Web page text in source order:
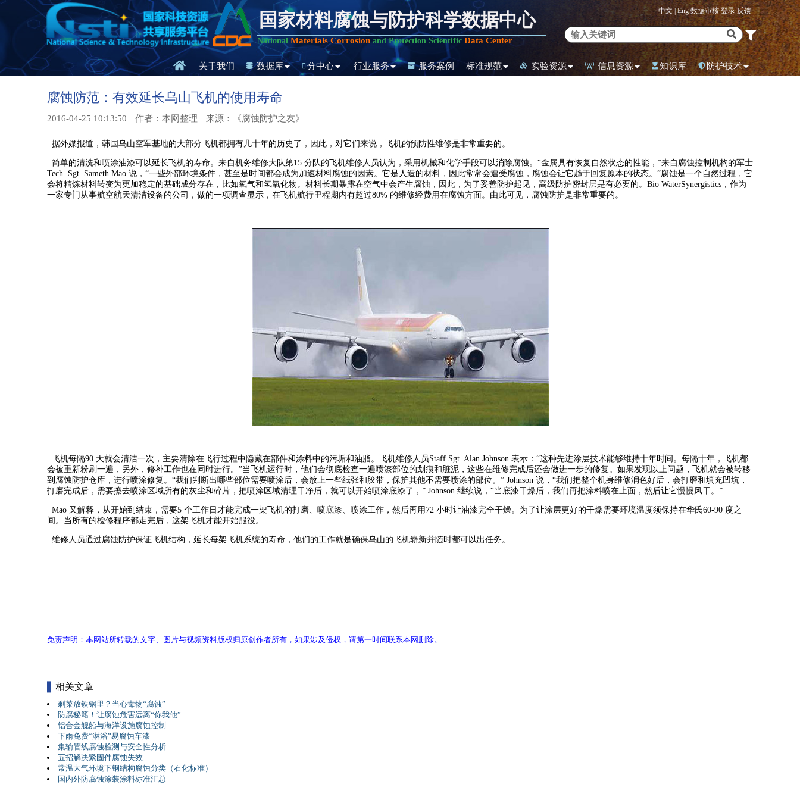
国家材料腐蚀与防护科学数据中心
National Materials Corrosionand Protection Scientific Data Center
中文 |Eng 数据审核登录反馈
关于我们 数据库 分中心 行业服务 服务案例 标准规范 实验资源 信息资源 知识库 防护技术
腐蚀防范：有效延长乌山飞机的使用寿命
2016-04-25 10:13:50 作者：本网整理 来源：《腐蚀防护之友》
据外媒报道，韩国乌山空军基地的大部分飞机都拥有几十年的历史了，因此，对它们来说，飞机的预防性维修是非常重要的。
简单的清洗和喷涂油漆可以延长飞机的寿命。来自机务维修大队第15 分队的飞机维修人员认为，采用机械和化学手段可以消除腐蚀。“金属具有恢复自然状态的性能，”来自腐蚀控制机构的军士
Tech. Sgt. Sameth Mao 说，“一些外部环境条件，甚至是时间都会成为加速材料腐蚀的因素。它是人造的材料，因此常常会遭受腐蚀，腐蚀会让它趋于回复原本的状态。”腐蚀是一个自然过程，它
会将精炼材料转变为更加稳定的基础成分存在，比如氧气和氢氧化物。材料长期暴露在空气中会产生腐蚀，因此，为了妥善防护起见，高级防护密封层是有必要的。Bio WaterSynergistics，作为
一家专门从事航空航天清洁设备的公司，做的一项调查显示，在飞机航行里程期内有超过80% 的维修经费用在腐蚀方面。由此可见，腐蚀防护是非常重要的。
飞机每隔90 天就会清洁一次，主要清除在飞行过程中隐藏在部件和涂料中的污垢和油脂。飞机维修人员Staff Sgt. Alan Johnson 表示：“这种先进涂层技术能够维持十年时间。每隔十年，飞机都
会被重新粉刷一遍，另外，修补工作也在同时进行。”当飞机运行时，他们会彻底检查一遍喷漆部位的划痕和脏泥，这些在维修完成后还会做进一步的修复。如果发现以上问题，飞机就会被转移
到腐蚀防护仓库，进行喷涂修复。“我们判断出哪些部位需要喷涂后，会放上一些纸张和胶带，保护其他不需要喷涂的部位。” Johnson 说，“我们把整个机身维修润色好后，会打磨和填充凹坑，
打磨完成后，需要擦去喷涂区域所有的灰尘和碎片，把喷涂区域清理干净后，就可以开始喷涂底漆了，” Johnson 继续说，“当底漆干燥后，我们再把涂料喷在上面，然后让它慢慢风干。”
Mao 又解释，从开始到结束，需要5 个工作日才能完成一架飞机的打磨、喷底漆、喷涂工作，然后再用72 小时让油漆完全干燥。为了让涂层更好的干燥需要环境温度须保持在华氏60-90 度之
间。当所有的检修程序都走完后，这架飞机才能开始服役。
维修人员通过腐蚀防护保证飞机结构，延长每架飞机系统的寿命，他们的工作就是确保乌山的飞机崭新并随时都可以出任务。
免责声明：本网站所转载的文字、图片与视频资料版权归原创作者所有，如果涉及侵权，请第一时间联系本网删除。
相关文章
剩菜放铁锅里？当心毒物“腐蚀”
防腐秘籍！让腐蚀危害远离“你我他”
铝合金舰船与海洋设施腐蚀控制
下雨免费“淋浴”易腐蚀车漆
集输管线腐蚀检测与安全性分析
五招解决紧固件腐蚀失效
常温大气环境下钢结构腐蚀分类（石化标准）
国内外防腐蚀涂装涂料标准汇总